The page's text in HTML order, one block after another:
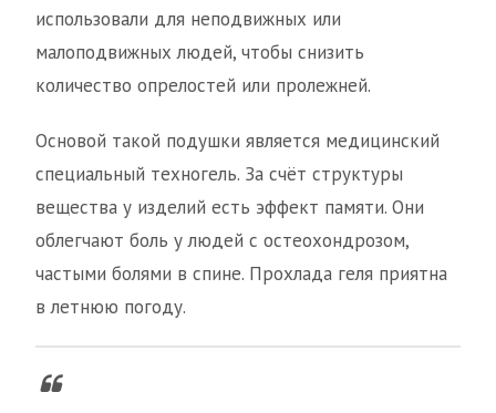
использовали для неподвижных или
малоподвижных людей, чтобы снизить
количество опрелостей или пролежней.
Основой такой подушки является медицинский
специальный техногель. За счёт структуры
вещества у изделий есть эффект памяти. Они
облегчают боль у людей с остеохондрозом,
частыми болями в спине. Прохлада геля приятна
в летнюю погоду.